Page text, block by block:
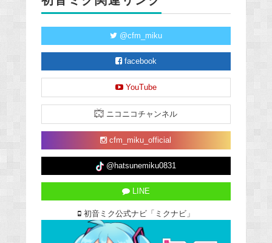
@cfm_miku
facebook
YouTube
ニコニコチャンネル
cfm_miku_official
@hatsunemiku0831
LINE
初音ミク公式ナビ「ミクナビ」